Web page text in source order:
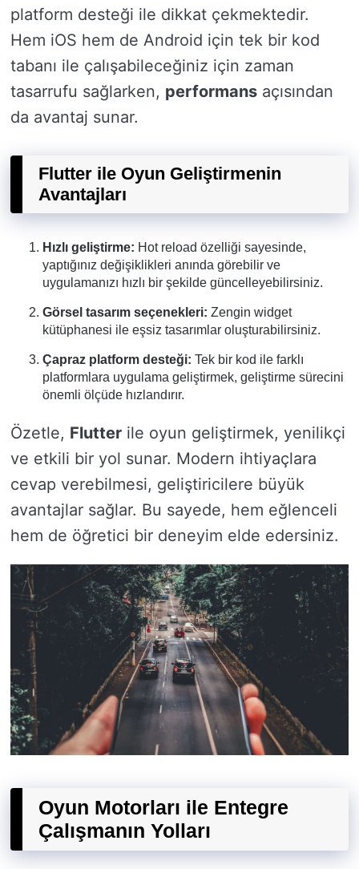
platform desteği ile dikkat çekmektedir.
Hem iOS hem de Android için tek bir kod
tabanı ile çalışabileceğiniz için zaman
tasarrufu sağlarken, performans açısından
da avantaj sunar.
Flutter ile Oyun Geliştirmenin
Avantajları
Hızlı geliştirme: Hot reload özelliği sayesinde,
yaptığınız değişiklikleri anında görebilir ve
uygulamanızı hızlı bir şekilde güncelleyebilirsiniz.
Görsel tasarım seçenekleri: Zengin widget
kütüphanesi ile eşsiz tasarımlar oluşturabilirsiniz.
Çapraz platform desteği: Tek bir kod ile farklı
platformlara uygulama geliştirmek, geliştirme sürecini
önemli ölçüde hızlandırır.
Özetle, Flutter ile oyun geliştirmek, yenilikçi
ve etkili bir yol sunar. Modern ihtiyaçlara
cevap verebilmesi, geliştiricilere büyük
avantajlar sağlar. Bu sayede, hem eğlenceli
hem de öğretici bir deneyim elde edersiniz.
Oyun Motorları ile Entegre
Çalışmanın Yolları